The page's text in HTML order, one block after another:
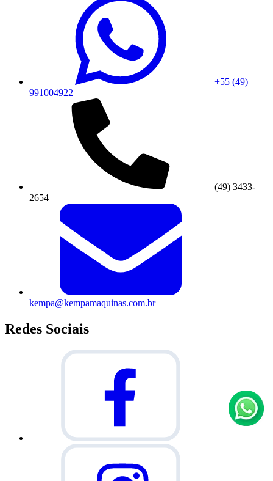
+55 (49)
991004922
(49) 3433-
2654
kempa@kempamaquinas.com.br
Redes Sociais